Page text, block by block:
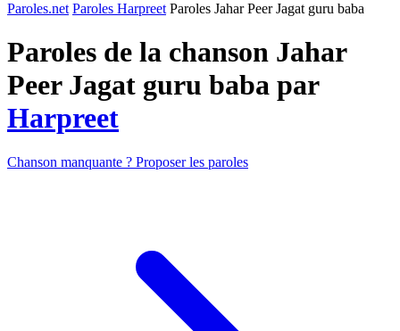
Paroles.net Paroles Harpreet Paroles Jahar Peer Jagat guru baba
Paroles de la chanson Jahar
Peer Jagat guru baba par
Harpreet
Chanson manquante ? Proposer les paroles